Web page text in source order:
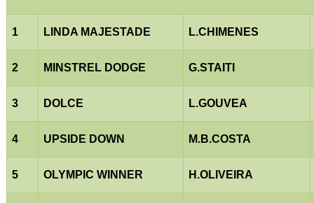
1 LINDA MAJESTADE L.CHIMENES
2 MINSTREL DODGE G.STAITI
3 DOLCE L.GOUVEA
4 UPSIDE DOWN M.B.COSTA
5 OLYMPIC WINNER H.OLIVEIRA